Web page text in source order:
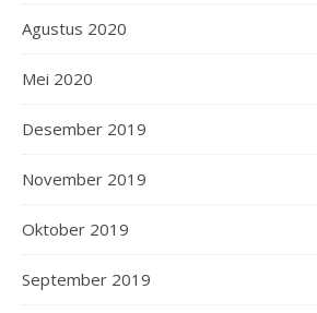
Agustus 2020
Mei 2020
Desember 2019
November 2019
Oktober 2019
September 2019